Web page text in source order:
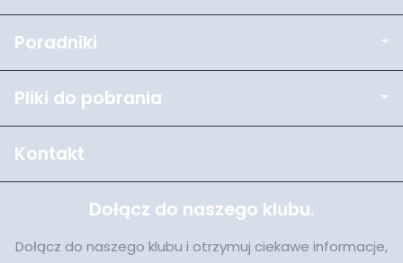
Poradniki
Pliki do pobrania
Kontakt
Dołącz do naszego klubu.
Dołącz do naszego klubu i otrzymuj ciekawe informacje,